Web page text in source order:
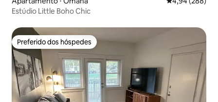
Estúdio Little Boho Chic
Preferido dos hóspedes
Preferido dos hóspedes